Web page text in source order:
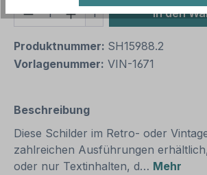
Produkt Anzahl: Gib den
1 In den
Produktnummer: SH15988.2
Vorlagenummer: VIN-1671
Beschreibung
Diese Schilder im Retro- oder
zahlreichen Ausführungen
oder nur Textinhalten, d… Mehr